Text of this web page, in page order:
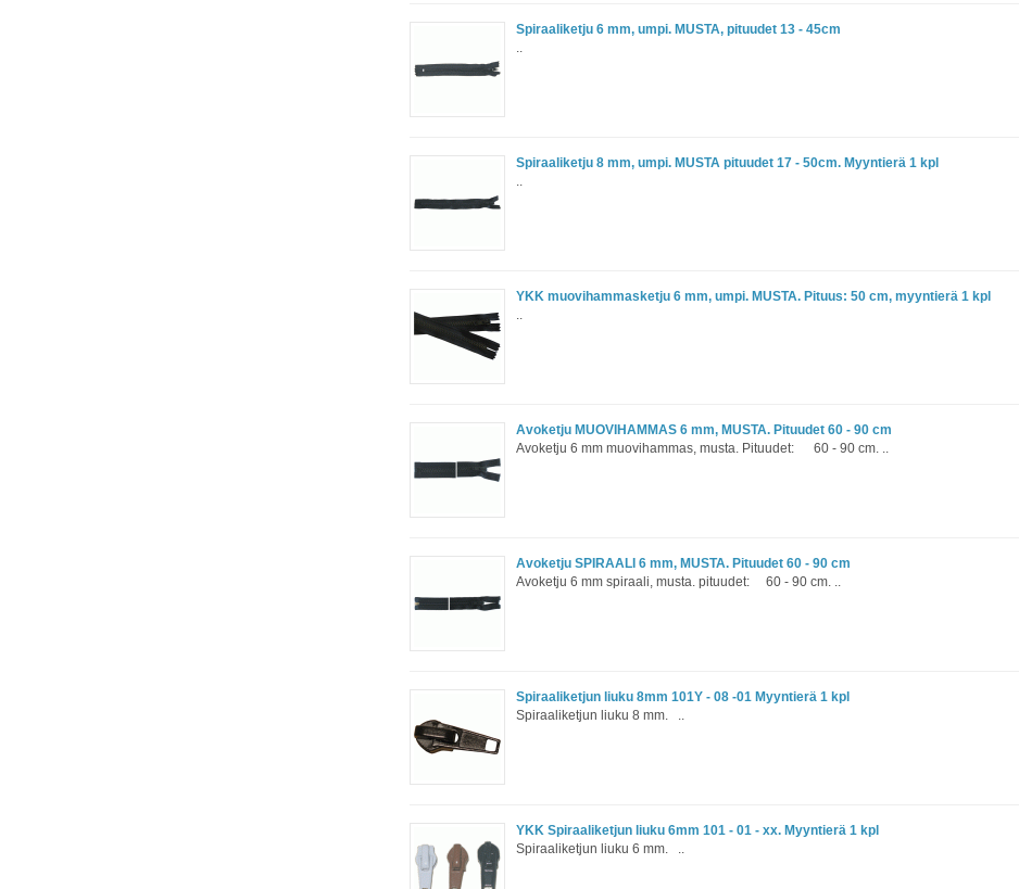
Spiraaliketju 6 mm, umpi. MUSTA, pituudet 13 - 45cm
..
Spiraaliketju 8 mm, umpi. MUSTA pituudet 17 - 50cm. Myyntierä 1 kpl
..
YKK muovihammasketju 6 mm, umpi. MUSTA. Pituus: 50 cm, myyntierä 1 kpl
..
Avoketju MUOVIHAMMAS 6 mm, MUSTA. Pituudet 60 - 90 cm
Avoketju 6 mm muovihammas, musta. Pituudet: 60 - 90 cm. ..
Avoketju SPIRAALI 6 mm, MUSTA. Pituudet 60 - 90 cm
Avoketju 6 mm spiraali, musta. pituudet: 60 - 90 cm. ..
Spiraaliketjun liuku 8mm 101Y - 08 -01 Myyntierä 1 kpl
Spiraaliketjun liuku 8 mm. ..
YKK Spiraaliketjun liuku 6mm 101 - 01 - xx. Myyntierä 1 kpl
Spiraaliketjun liuku 6 mm. ..